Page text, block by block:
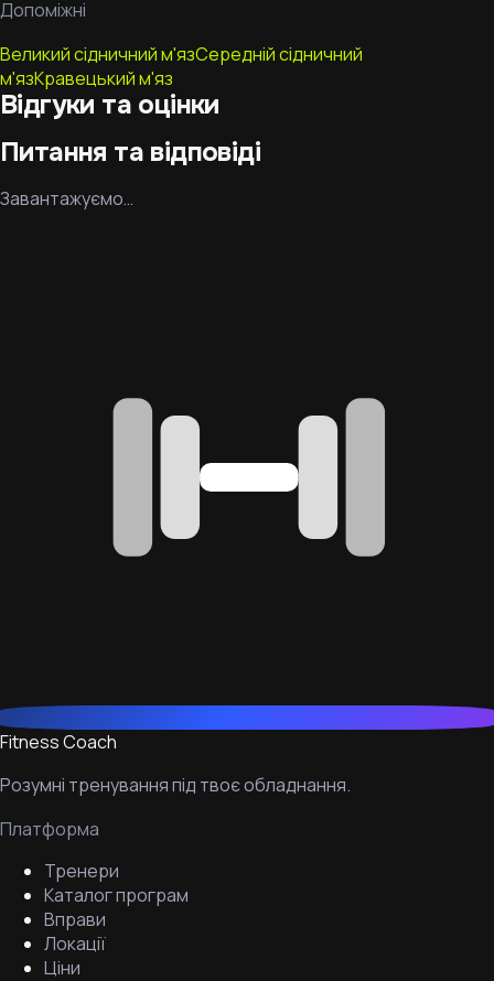
Допоміжні
Великий сідничний м'язСередній сідничний
м'язКравецький м'яз
Відгуки та оцінки
Питання та відповіді
Завантажуємо…
Fitness Coach
Розумні тренування під твоє обладнання.
Платформа
Тренери
Каталог програм
Вправи
Локації
Ціни